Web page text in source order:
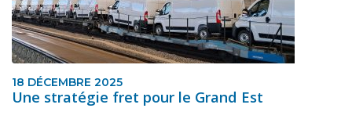
18 DÉCEMBRE 2025
Une stratégie fret pour le Grand Est